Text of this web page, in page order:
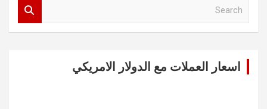
اسعار العملات مع الدولار الامريكي